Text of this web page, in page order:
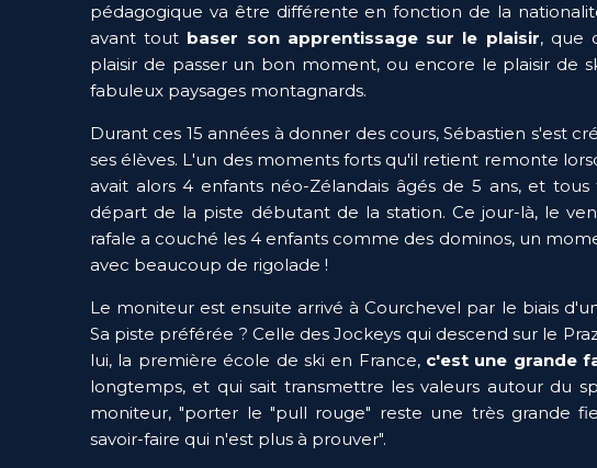
pédagogique va être différente en fonction de la
avant tout baser son apprentissage sur le plaisir, que
plaisir de passer un bon moment, ou encore le plaisir de
fabuleux paysages montagnards.
Durant ces 15 années à donner des cours, Sébastien s'est
ses élèves. L'un des moments forts qu'il retient remonte
avait alors 4 enfants néo-Zélandais âgés de 5 ans, et
départ de la piste débutant de la station. Ce jour-là, le
rafale a couché les 4 enfants comme des dominos, un
avec beaucoup de rigolade !
Le moniteur est ensuite arrivé à Courchevel par le biais
Sa piste préférée ? Celle des Jockeys qui descend sur le
lui, la première école de ski en France, c'est une grande
longtemps, et qui sait transmettre les valeurs autour du
moniteur, "porter le "pull rouge" reste une très grande
savoir-faire qui n'est plus à prouver".